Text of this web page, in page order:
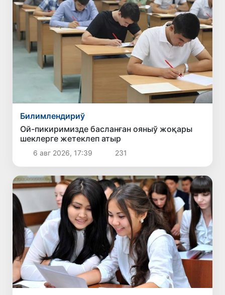
Билимлендириў
Ой-пикиримизде басланған ояныў жоқары
шеклерге жетеклеп атыр
6 авг 2026, 17:39 231